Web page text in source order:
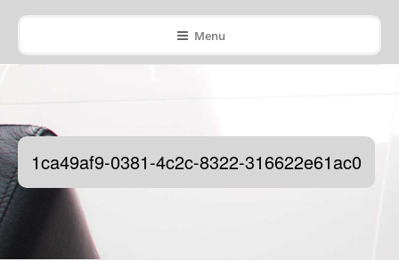
Menu
1ca49af9-0381-4c2c-8322-316622e61ac0